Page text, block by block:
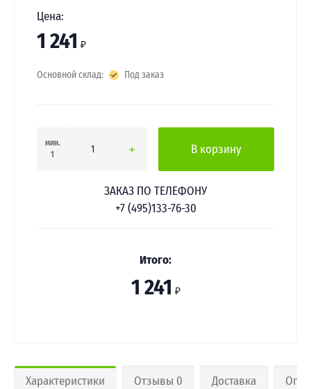
Цена:
1 241 ₽
Основной склад: Под заказ
мин.
1
В корзину
ЗАКАЗ ПО ТЕЛЕФОНУ
+7 (495)133-76-30
Итого:
1 241 ₽
Характеристики Отзывы 0 Доставка